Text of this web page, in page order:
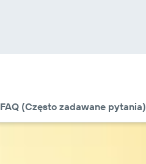
FAQ (Często zadawane pytania)